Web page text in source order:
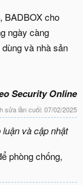
BADBOX cho
ngày càng
và nhà sản
Security Online
sửa lần cuối: 07/02/2025
và cập nhật
phòng chống,